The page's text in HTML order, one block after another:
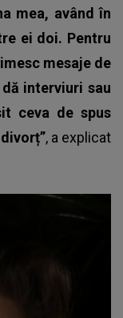
mea, având în
ei doi. Pentru
mesaje de
interviuri sau
ceva de spus
, a explicat